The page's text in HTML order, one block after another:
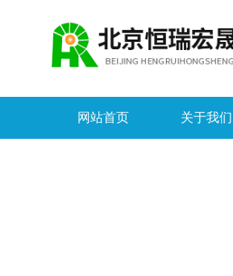
网站首页 关于我们